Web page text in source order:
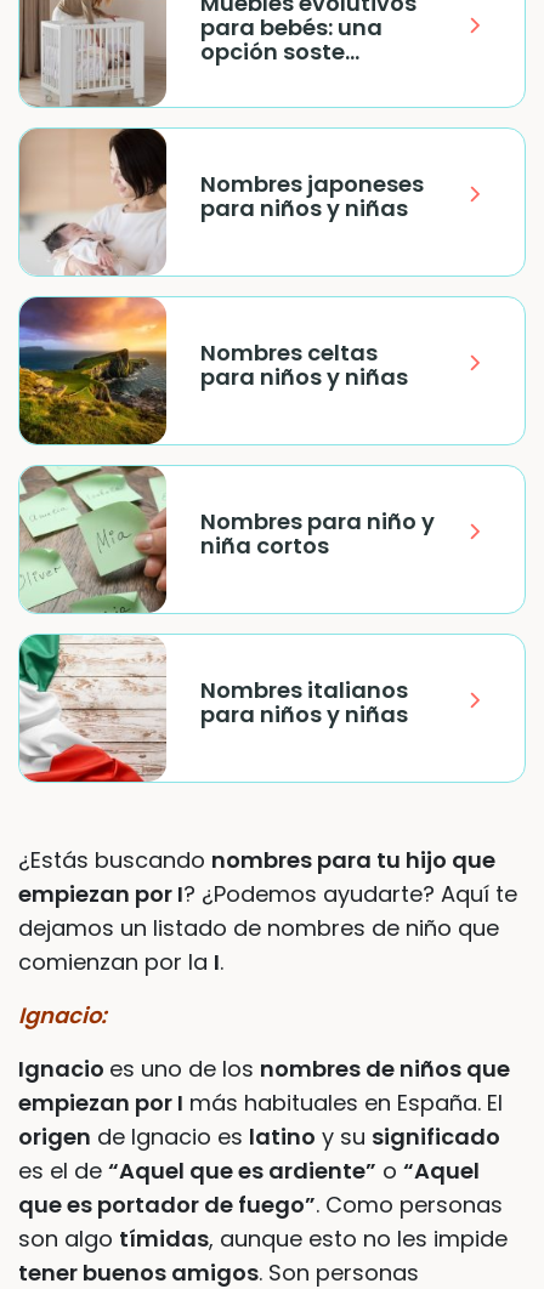
para bebés: una
opción soste...
Nombres japoneses
para niños y niñas
Nombres celtas
para niños y niñas
Nombres para niño y
niña cortos
Nombres italianos
para niños y niñas
¿Estás buscando nombres para tu hijo que
empiezan por I? ¿Podemos ayudarte? Aquí te
dejamos un listado de nombres de niño que
comienzan por la I.
Ignacio:
Ignacio es uno de los nombres de niños que
empiezan por I más habituales en España. El
origen de Ignacio es latino y su significado
es el de “Aquel que es ardiente” o “Aquel
que es portador de fuego”. Como personas
son algo tímidas, aunque esto no les impide
tener buenos amigos. Son personas